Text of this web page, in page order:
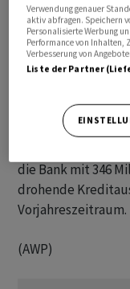
Zudem kündigte
über eine Milliarde
Im ersten Quartal
Milliarden Euro
erwartet. Die
die Bank mit 346
drohende
Vorjahreszeitraum.
(AWP)
Verwendung genauer
aktiv abfragen. Speichern
Personalisierte Werbung
Performance von Inhalten,
Verbesserung von
Liste der Partner